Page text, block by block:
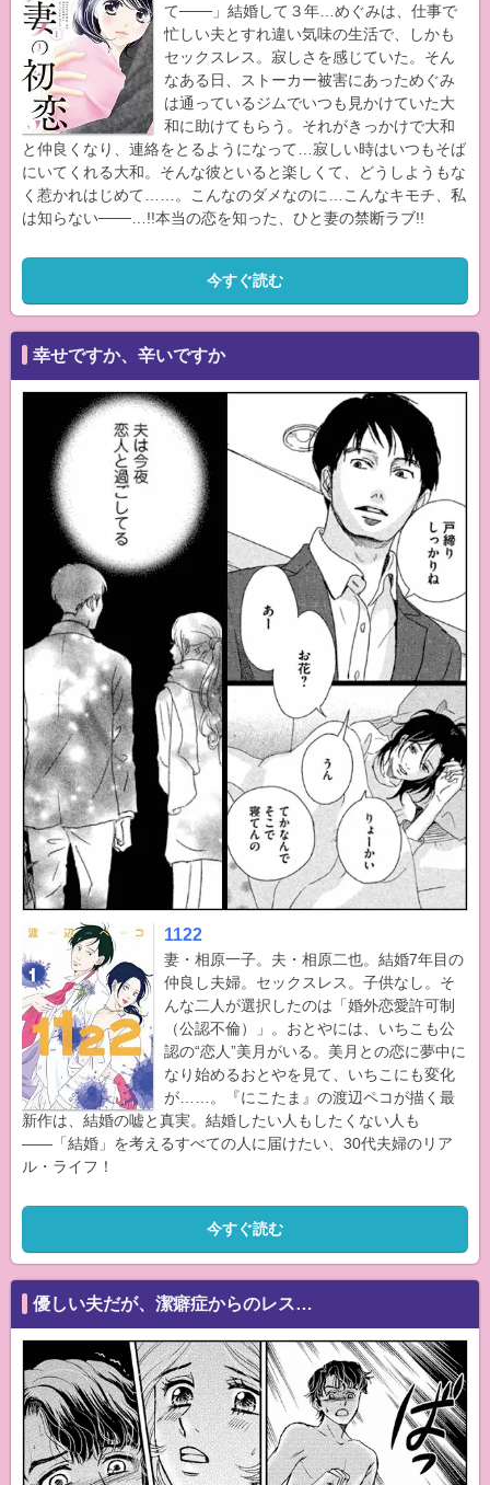
て───」結婚して３年…めぐみは、仕事で
忙しい夫とすれ違い気味の生活で、しかも
セックスレス。寂しさを感じていた。そん
なある日、ストーカー被害にあっためぐみ
は通っているジムでいつも見かけていた大
和に助けてもらう。それがきっかけで大和
と仲良くなり、連絡をとるようになって…寂しい時はいつもそば
にいてくれる大和。そんな彼といると楽しくて、どうしようもな
く惹かれはじめて……。こんなのダメなのに…こんなキモチ、私
は知らない───…!!本当の恋を知った、ひと妻の禁断ラブ!!
今すぐ読む
幸せですか、辛いですか
1122
妻・相原一子。夫・相原二也。結婚7年目の
仲良し夫婦。セックスレス。子供なし。そ
んな二人が選択したのは「婚外恋愛許可制
（公認不倫）」。おとやには、いちこも公
認の“恋人”美月がいる。美月との恋に夢中に
なり始めるおとやを見て、いちこにも変化
が……。『にこたま』の渡辺ペコが描く最
新作は、結婚の嘘と真実。結婚したい人もしたくない人も
――「結婚」を考えるすべての人に届けたい、30代夫婦のリア
ル・ライフ！
今すぐ読む
優しい夫だが、潔癖症からのレス…